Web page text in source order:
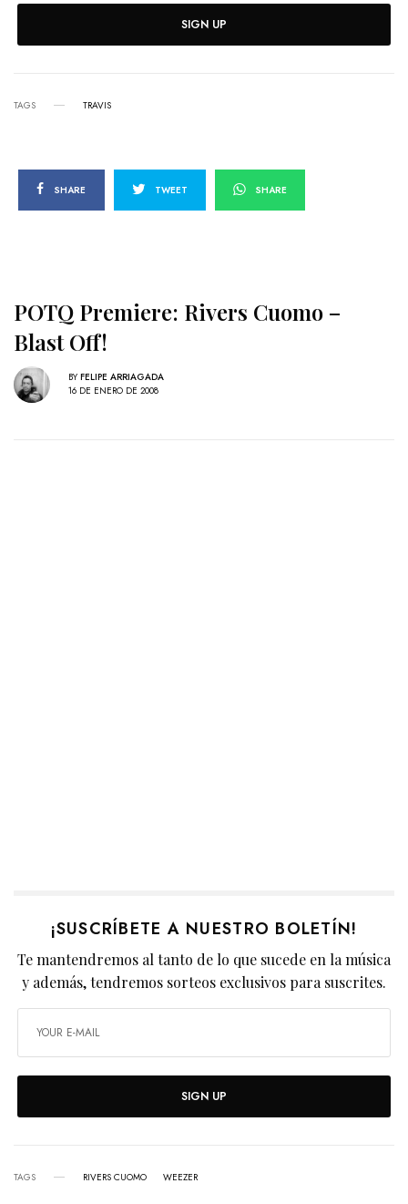
SIGN UP
TAGS TRAVIS
SHARE TWEET SHARE
POTQ Premiere: Rivers Cuomo –
Blast Off!
BY FELIPE ARRIAGADA
16 DE ENERO DE 2008
¡SUSCRÍBETE A NUESTRO BOLETÍN!
Te mantendremos al tanto de lo que sucede en la música
y además, tendremos sorteos exclusivos para suscrites.
SIGN UP
TAGS RIVERS CUOMO WEEZER